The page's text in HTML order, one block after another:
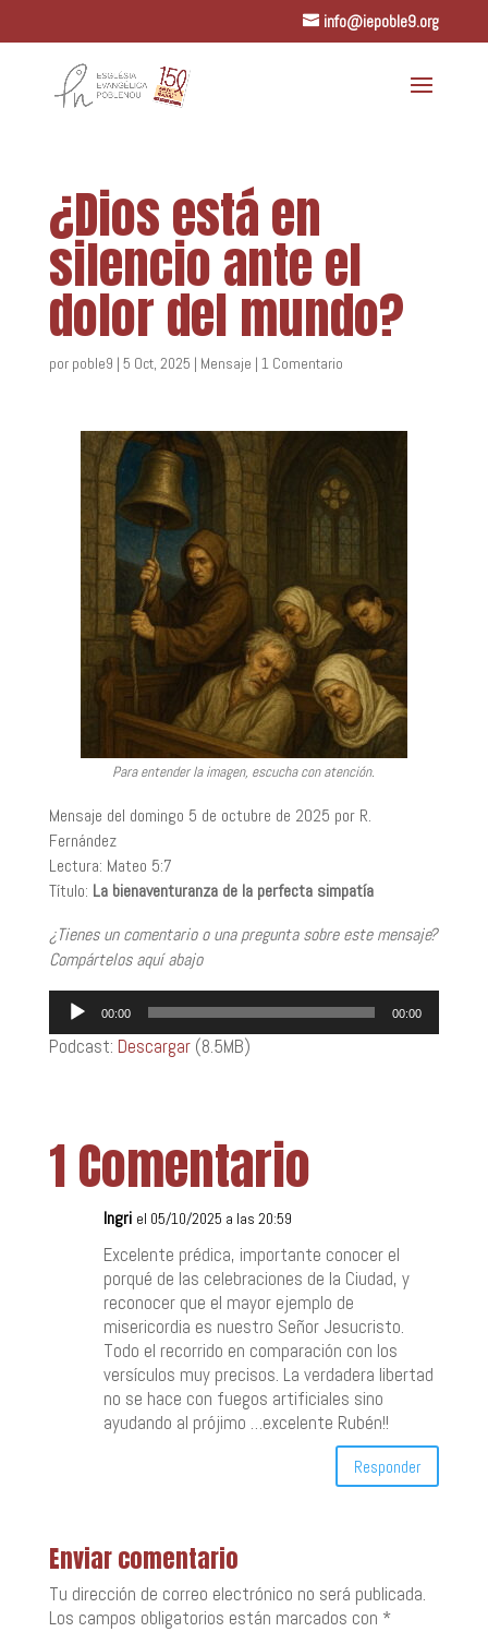
info@iepoble9.org
¿Dios está en
silencio ante el
dolor del mundo?
por poble9 | 5 Oct, 2025 | Mensaje | 1 Comentario
Para entender la imagen, escucha con atención.
Mensaje del domingo 5 de octubre de 2025 por R.
Fernández
Lectura: Mateo 5:7
Título: La bienaventuranza de la perfecta simpatía
¿Tienes un comentario o una pregunta sobre este mensaje?
Compártelos aquí abajo
Reproductor
de
00:00 00:00
Podcast: Descargar(8.5MB)
1 Comentario
Ingri el 05/10/2025 a las 20:59
Excelente prédica, importante conocer el
porqué de las celebraciones de la Ciudad, y
reconocer que el mayor ejemplo de
misericordia es nuestro Señor Jesucristo.
Todo el recorrido en comparación con los
versículos muy precisos. La verdadera libertad
no se hace con fuegos artificiales sino
ayudando al prójimo …excelente Rubén!!
Responder
Enviar comentario
Tu dirección de correo electrónico no será publicada.
Los campos obligatorios están marcados con *